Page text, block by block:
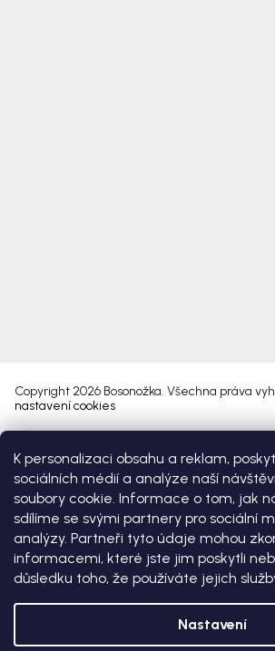
K personalizaci obsahu a reklam,
sociálních médií a analýze naší
soubory cookie. Informace o tom, jak
sdílíme se svými partnery pro sociální
analýzy. Partneři tyto údaje mohou
informacemi, které jste jim poskytli
důsledku toho, že používáte jejich
Nastavení
Vytvořil Shoptet Premium
Copyright 2026 Bosonožka. Všechna práva
nastavení cookies